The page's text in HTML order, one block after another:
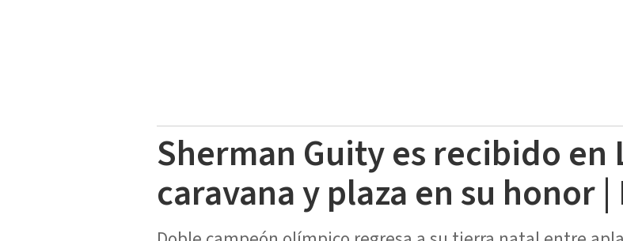
Sherman Guity es recibido en
caravana y plaza en su honor |